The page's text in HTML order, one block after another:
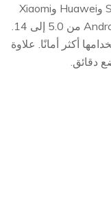
كبيرة من العلامات التجارية، مثل Samsung وHuawei وXiaomi
أكثر أمانًا. علاوة
دقائق.